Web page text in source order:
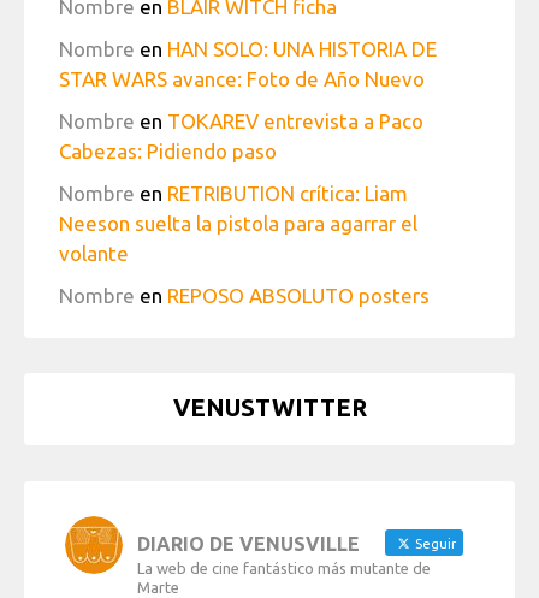
Nombre en BLAIR WITCH ficha
Nombre en HAN SOLO: UNA HISTORIA DE
STAR WARS avance: Foto de Año Nuevo
Nombre en TOKAREV entrevista a Paco
Cabezas: Pidiendo paso
Nombre en RETRIBUTION crítica: Liam
Neeson suelta la pistola para agarrar el
volante
Nombre en REPOSO ABSOLUTO posters
VENUSTWITTER
DIARIO DE VENUSVILLE Seguir
La web de cine fantástico más mutante de
Marte